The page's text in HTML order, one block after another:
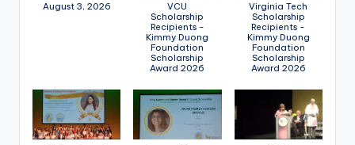
August 3, 2026
VCU
Scholarship
Recipients -
Kimmy Duong
Foundation
Scholarship
Award 2026
Virginia Tech
Scholarship
Recipients -
Kimmy Duong
Foundation
Scholarship
Award 2026